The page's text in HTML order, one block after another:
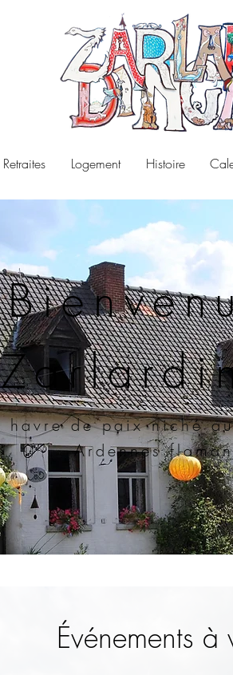
Retraites Logement Histoire
havre de paix niché
Ardennes
Événements à